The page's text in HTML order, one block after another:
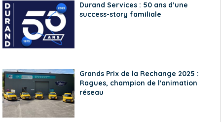
Durand Services : 50 ans d’une
success-story familiale
Grands Prix de la Rechange 2025 :
Ragues, champion de l'animation
réseau